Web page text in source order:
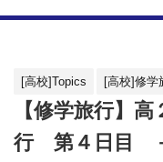
[高校]Topics [高校]修学
【修学旅行】
行 第４日目